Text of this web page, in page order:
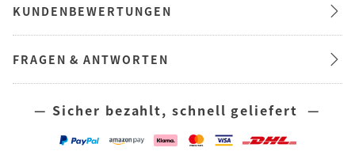
KUNDENBEWERTUNGEN
FRAGEN & ANTWORTEN
— Sicher bezahlt, schnell geliefert —